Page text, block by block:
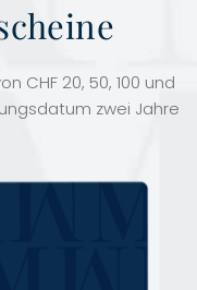
CHF 20, 50, 100 und
zwei Jahre